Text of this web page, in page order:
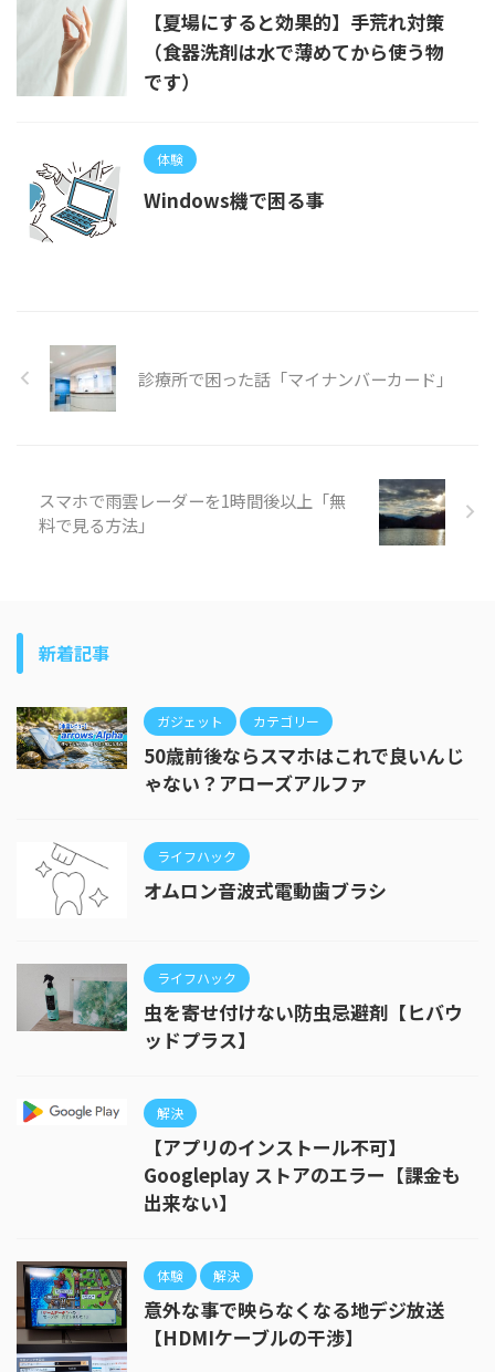
【夏場にすると効果的】手荒れ対策
（食器洗剤は水で薄めてから使う物
です）
体験
Windows機で困る事
診療所で困った話「マイナンバーカード」
スマホで雨雲レーダーを1時間後以上「無
料で見る方法」
新着記事
ガジェット カテゴリー
50歳前後ならスマホはこれで良いんじ
ゃない？アローズアルファ
ライフハック
オムロン音波式電動歯ブラシ
ライフハック
虫を寄せ付けない防虫忌避剤【ヒバウ
ッドプラス】
解決
【アプリのインストール不可】
Googleplay ストアのエラー【課金も
出来ない】
体験 解決
意外な事で映らなくなる地デジ放送
【HDMIケーブルの干渉】